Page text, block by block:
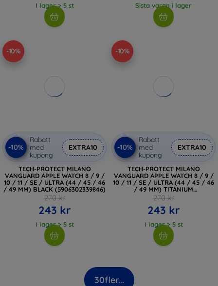
I lager > 5 st Sista varan i lager
-10%
-10%
Rabatt
med
kupong
EXTRA10
TECH-PROTECT MILANO
VANGUARD APPLE WATCH 8 / 9 /
10 / 11 / SE / ULTRA (44 / 45 / 46
/ 49 MM) BLACK (5906302339846)
270 kr
243 kr
I lager > 5 st
-10%
-10%
Rabatt
med
kupong
EXTRA10
TECH-PROTECT MILANO
VANGUARD APPLE WATCH 8 / 9 /
10 / 11 / SE / ULTRA (44 / 45 / 46
/ 49 MM) TITANIUM
(5906302339853)
270 kr
243 kr
I lager > 5 st
30fler...